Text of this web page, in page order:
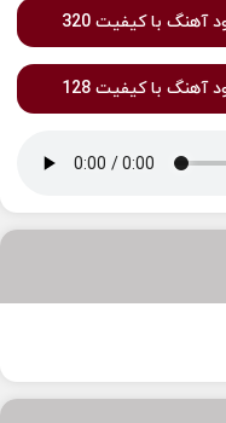
آهنگ با کیفیت 320
آهنگ با کیفیت 128